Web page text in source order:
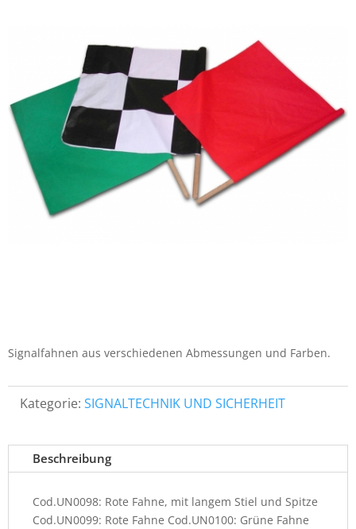
Signalfahnen aus verschiedenen Abmessungen und Farben.
Kategorie: SIGNALTECHNIK UND SICHERHEIT
Beschreibung
Cod.UN0098: Rote Fahne, mit langem Stiel und Spitze
Cod.UN0099: Rote Fahne Cod.UN0100: Grüne Fahne